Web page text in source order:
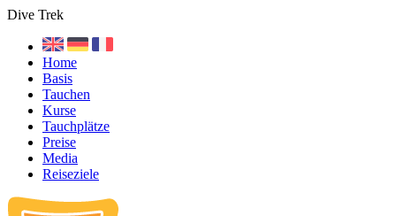
Dive Trek
Home
Basis
Tauchen
Kurse
Tauchplätze
Preise
Media
Reiseziele